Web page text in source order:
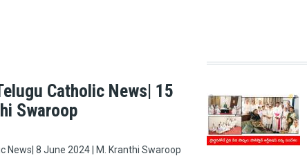
Catholic News| 15
Swaroop
News| 8 June 2024 | M. Kranthi Swaroop